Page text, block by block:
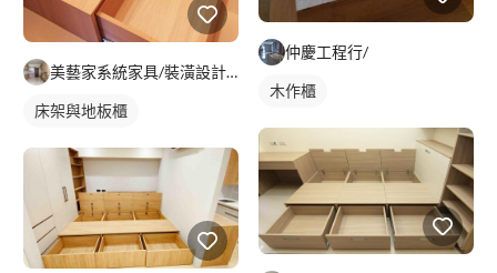
美藝家系統家具/裝潢設計/統包服務
床架與地板櫃
仲慶工程行/
木作櫃